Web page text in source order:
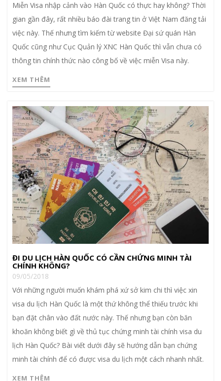
Miễn Visa nhập cảnh vào Hàn Quốc có thực hay không? Thời
gian gần đây, rất nhiều báo đài trang tin ở Việt Nam đăng tải
việc này. Thế nhưng tìm kiếm từ website Đại sứ quán Hàn
Quốc cũng như Cục Quản lý XNC Hàn Quốc thì vẫn chưa có
thông tin chính thức nào công bố về việc miễn Visa này.
XEM THÊM
ĐI DU LỊCH HÀN QUỐC CÓ CẦN CHỨNG MINH TÀI
CHÍNH KHÔNG?
09/05/2018
Với những người muốn khám phá xứ sở kim chi thì việc xin
visa du lịch Hàn Quốc là một thứ không thể thiếu trước khi
bạn đặt chân vào đất nước này. Thế nhưng bạn còn băn
khoăn không biết gì về thủ tục chứng minh tài chính visa du
lịch Hàn Quốc? Bài viết dưới đây sẽ hướng dẫn bạn chứng
minh tài chính để có được visa du lịch một cách nhanh nhất.
XEM THÊM